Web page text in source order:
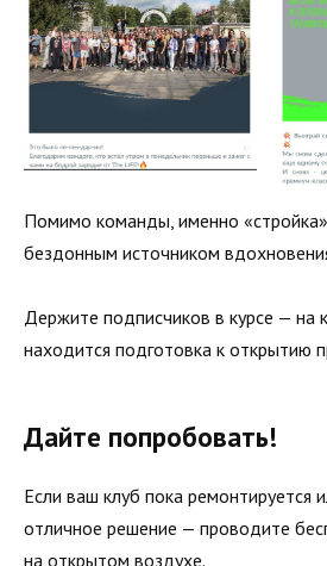
Помимо команды, именно
бездонным источником
Держите подписчиков в курсе — на
находится подготовка к открытию
Дайте попробовать!
Если ваш клуб пока ремонтируется
отличное решение — проводите
на открытом воздухе.